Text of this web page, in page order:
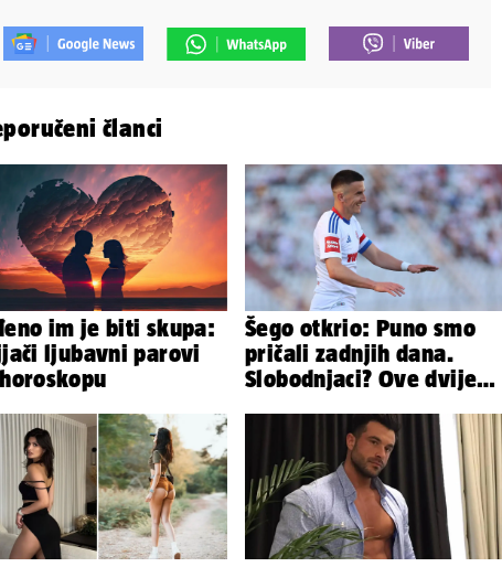
članci
im je biti skupa:
ljubavni parovi
Šego otkrio: Puno smo
pričali zadnjih dana.
Slobodnjaci? Ove dvije